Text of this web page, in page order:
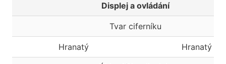
Displej a ovládání
Tvar ciferníku
Hranatý Hranatý